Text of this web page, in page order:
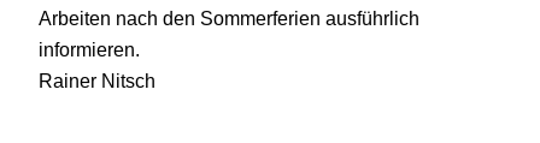
Arbeiten nach den Sommerferien ausführlich
informieren.
Rainer Nitsch